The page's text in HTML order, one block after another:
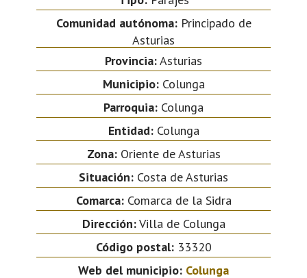
Comunidad autónoma:Principado de
Asturias
Provincia:Asturias
Municipio:Colunga
Parroquia: Colunga
Entidad:Colunga
Zona:Oriente de Asturias
Situación: Costa de Asturias
Comarca:Comarca de la Sidra
Dirección:Villa de Colunga
Código postal:33320
Web del municipio: Colunga